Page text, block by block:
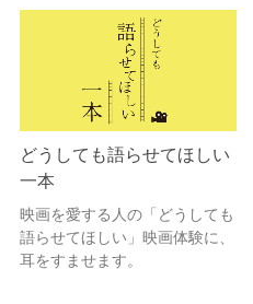
どうしても語らせてほしい
一本
映画を愛する人の「どうしても
語らせてほしい」映画体験に、
耳をすませます。